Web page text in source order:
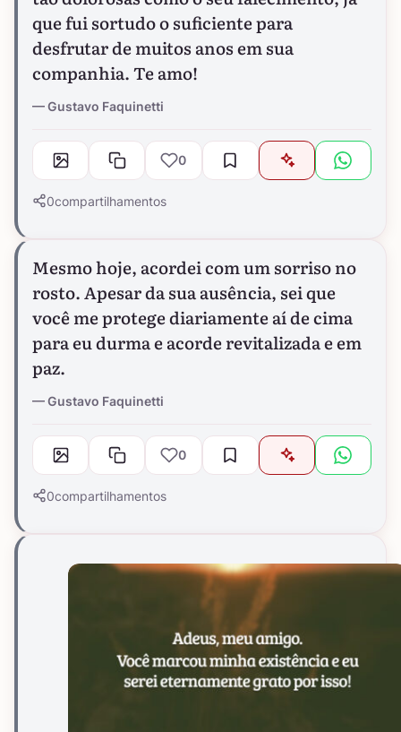
que fui sortudo o suficiente para
desfrutar de muitos anos em sua
companhia. Te amo!
Gustavo Faquinetti
0
0compartilhamentos
Mesmo hoje, acordei com um sorriso no
rosto. Apesar da sua ausência, sei que
você me protege diariamente aí de cima
para eu durma e acorde revitalizada e em
paz.
Gustavo Faquinetti
0
0compartilhamentos